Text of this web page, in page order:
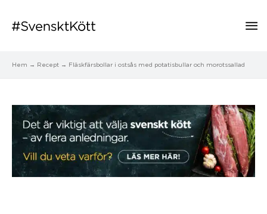
Hem Recept Fläskfärsbollar i ostsås med potatisbullar och morotssallad